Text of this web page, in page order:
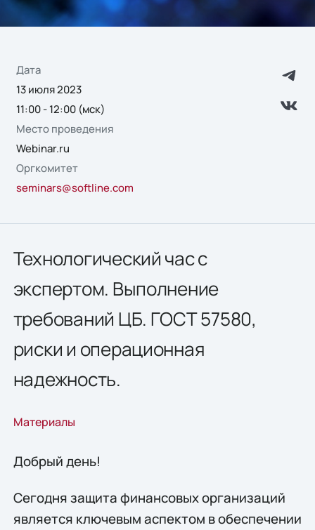
Дата
13 июля 2023
11:00 - 12:00 (мск)
Место проведения
Webinar.ru
Оргкомитет
seminars@softline.com
Технологический час с
экспертом. Выполнение
требований ЦБ. ГОСТ 57580,
риски и операционная
надежность.
Материалы
Добрый день!
Сегодня защита финансовых организаций
является ключевым аспектом в обеспечении